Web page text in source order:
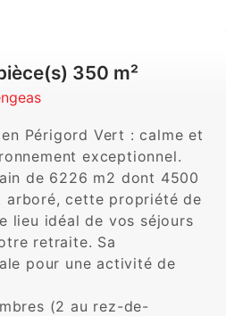
350 m²
Périgord Vert : calme et
exceptionnel.
de 6226 m2 dont 4500
arboré, cette propriété de
lieu idéal de vos séjours
retraite. Sa
pour une activité de
(2 au rez-de-